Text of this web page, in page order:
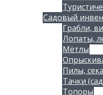
Садовый
Грабли,
Лопаты,
Мётлы
Пилы,
Тачки
Топоры